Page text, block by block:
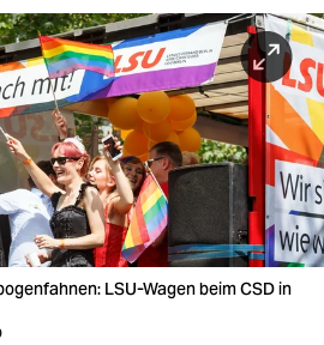
LSU-Wagen beim CSD in